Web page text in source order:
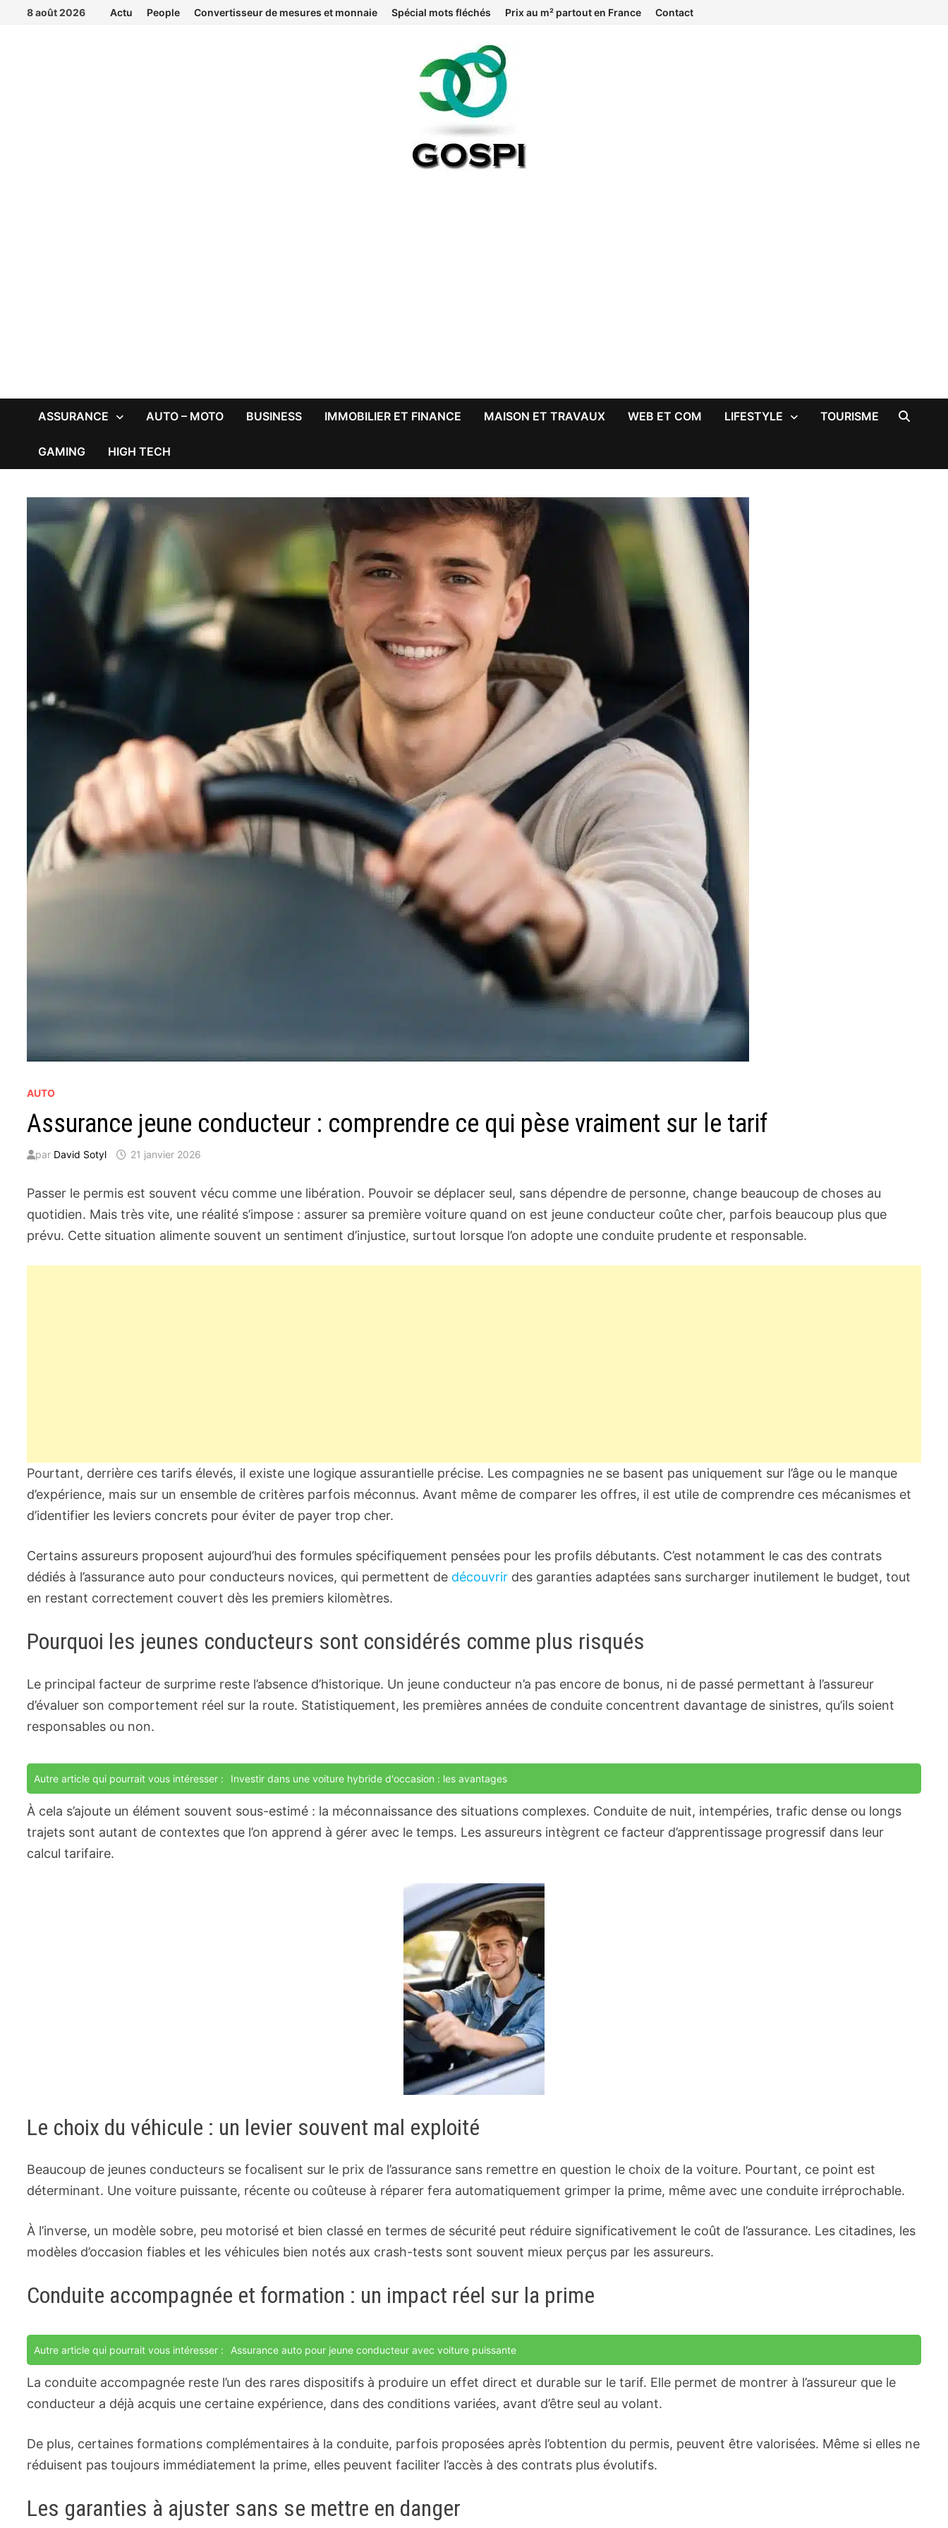
Passer8 août 2026 Actu People Convertisseur de mesures et monnaie Spécial mots fléchés Prix au m² partout en France Contact
ASSURANCE AUTO – MOTO BUSINESS IMMOBILIER ET FINANCE MAISON ET TRAVAUX WEB ET COM LIFESTYLE TOURISME
GAMING HIGH TECH
AUTO
Assurance jeune conducteur : comprendre ce qui pèse vraiment sur le tarif
par David Sotyl 21 janvier 2026
Passer le permis est souvent vécu comme une libération. Pouvoir se déplacer seul, sans dépendre de personne, change beaucoup de choses au
quotidien. Mais très vite, une réalité s’impose : assurer sa première voiture quand on est jeune conducteur coûte cher, parfois beaucoup plus que
prévu. Cette situation alimente souvent un sentiment d’injustice, surtout lorsque l’on adopte une conduite prudente et responsable.
Pourtant, derrière ces tarifs élevés, il existe une logique assurantielle précise. Les compagnies ne se basent pas uniquement sur l’âge ou le manque
d’expérience, mais sur un ensemble de critères parfois méconnus. Avant même de comparer les offres, il est utile de comprendre ces mécanismes et
d’identifier les leviers concrets pour éviter de payer trop cher.
Certains assureurs proposent aujourd’hui des formules spécifiquement pensées pour les profils débutants. C’est notamment le cas des contrats
dédiés à l’assurance auto pour conducteurs novices, qui permettent de découvrir des garanties adaptées sans surcharger inutilement le budget, tout
en restant correctement couvert dès les premiers kilomètres.
Pourquoi les jeunes conducteurs sont considérés comme plus risqués
Le principal facteur de surprime reste l’absence d’historique. Un jeune conducteur n’a pas encore de bonus, ni de passé permettant à l’assureur
d’évaluer son comportement réel sur la route. Statistiquement, les premières années de conduite concentrent davantage de sinistres, qu’ils soient
responsables ou non.
Autre article qui pourrait vous intéresser : Investir dans une voiture hybride d'occasion : les avantages
À cela s’ajoute un élément souvent sous-estimé : la méconnaissance des situations complexes. Conduite de nuit, intempéries, trafic dense ou longs
trajets sont autant de contextes que l’on apprend à gérer avec le temps. Les assureurs intègrent ce facteur d’apprentissage progressif dans leur
calcul tarifaire.
Le choix du véhicule : un levier souvent mal exploité
Beaucoup de jeunes conducteurs se focalisent sur le prix de l’assurance sans remettre en question le choix de la voiture. Pourtant, ce point est
déterminant. Une voiture puissante, récente ou coûteuse à réparer fera automatiquement grimper la prime, même avec une conduite irréprochable.
À l’inverse, un modèle sobre, peu motorisé et bien classé en termes de sécurité peut réduire significativement le coût de l’assurance. Les citadines, les
modèles d’occasion fiables et les véhicules bien notés aux crash-tests sont souvent mieux perçus par les assureurs.
Conduite accompagnée et formation : un impact réel sur la prime
Autre article qui pourrait vous intéresser : Assurance auto pour jeune conducteur avec voiture puissante
La conduite accompagnée reste l’un des rares dispositifs à produire un effet direct et durable sur le tarif. Elle permet de montrer à l’assureur que le
conducteur a déjà acquis une certaine expérience, dans des conditions variées, avant d’être seul au volant.
De plus, certaines formations complémentaires à la conduite, parfois proposées après l’obtention du permis, peuvent être valorisées. Même si elles ne
réduisent pas toujours immédiatement la prime, elles peuvent faciliter l’accès à des contrats plus évolutifs.
Les garanties à ajuster sans se mettre en danger